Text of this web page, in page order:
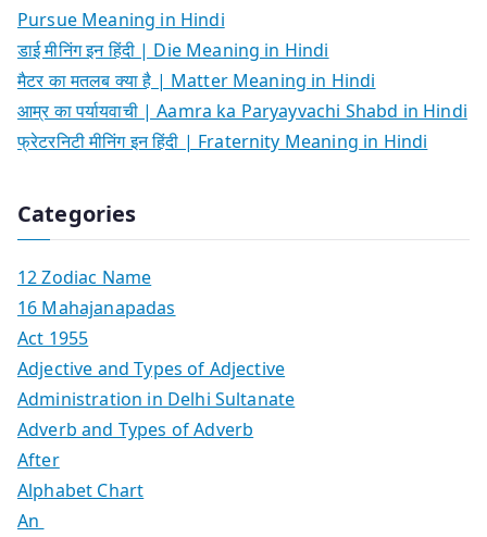
Pursue Meaning in Hindi
डाई मीनिंग इन हिंदी | Die Meaning in Hindi
मैटर का मतलब क्या है | Matter Meaning in Hindi
आम्र का पर्यायवाची | Aamra ka Paryayvachi Shabd in Hindi
फ्रेटरनिटी मीनिंग इन हिंदी | Fraternity Meaning in Hindi
Categories
12 Zodiac Name
16 Mahajanapadas
Act 1955
Adjective and Types of Adjective
Administration in Delhi Sultanate
Adverb and Types of Adverb
After
Alphabet Chart
An